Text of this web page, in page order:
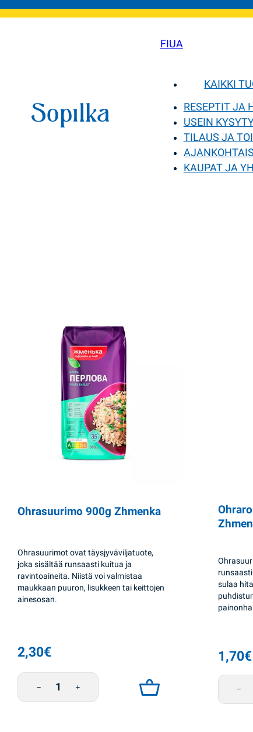
FIUA
KAIKKI
RESEPTIT JA
USEIN
TILAUS JA
KAUPAT JA
Ohrasuurimo 900g Zhmenka
Ohrasuurimot ovat täysjyväviljatuote,
joka sisältää runsaasti kuitua ja
ravintoaineita. Niistä voi valmistaa
maukkaan puuron, lisukkeen tai keittojen
ainesosan.
2,30€
Ohrasuurimo 900g Zhmenka määrä
sulaa
1,70€